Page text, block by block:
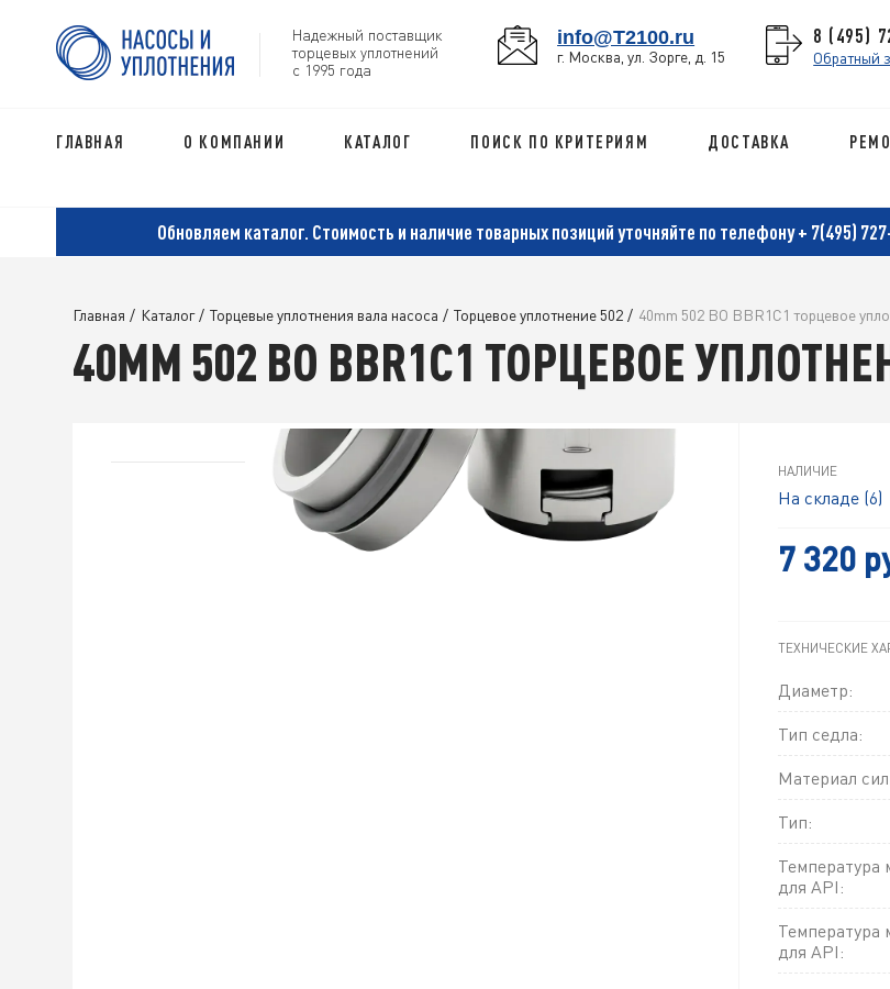
Надежный поставщик
торцевых уплотнений
с 1995 года
info@T2100.ru
г. Москва, ул. Зорге, д. 15
8 (495)
Обратный
ГЛАВНАЯ О КОМПАНИИ КАТАЛОГ ПОИСК ПО КРИТЕРИЯМ ДОСТАВКА
Обновляем каталог. Стоимость и наличие товарных позиций уточняйте по телефону+ 7(495)
Главная / Каталог / Торцевые уплотнения вала насоса / Торцевое уплотнение 502 / 40mm 502 BO BBR1C1 торцевое
40MM 502 BO BBR1C1 ТОРЦЕВОЕ
НАЛИЧИЕ
На складе (6)
7 320
ТЕХНИЧЕСКИЕ
Диаметр:
Тип седла:
Материал
Тип:
Температура
для API:
Температура
для API: